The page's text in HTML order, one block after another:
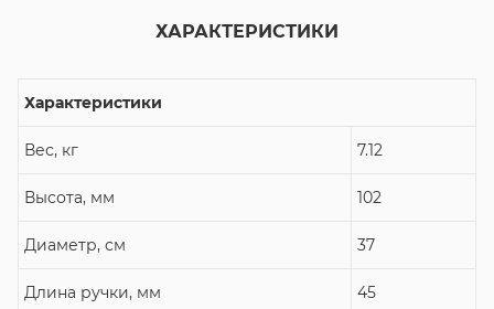
ХАРАКТЕРИСТИКИ
Характеристики
Вес, кг 7.12
Высота, мм 102
Диаметр, см 37
Длина ручки, мм 45